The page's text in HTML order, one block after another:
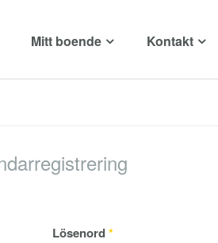
Mitt boende Kontakt
Lösenord*